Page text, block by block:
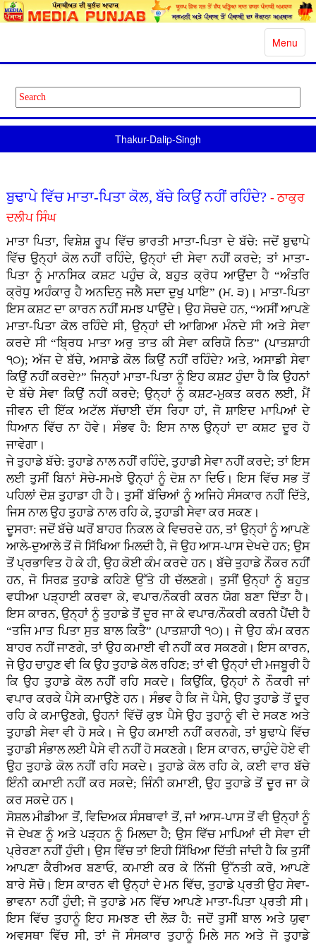
Toggle
Menu
Thakur-Dalip-Singh
ਬੁਢਾਪੇ ਵਿੱਚ ਮਾਤਾ-ਪਿਤਾ ਕੋਲ, ਬੱਚੇ ਕਿਉਂ ਨਹੀਂ ਰਹਿੰਦੇ? - ਠਾਕੁਰ
ਦਲੀਪ ਸਿੰਘ
ਮਾਤਾ ਪਿਤਾ, ਵਿਸ਼ੇਸ਼ ਰੂਪ ਵਿੱਚ ਭਾਰਤੀ ਮਾਤਾ-ਪਿਤਾ ਦੇ ਬੱਚੇ: ਜਦੋਂ ਬੁਢਾਪੇ
ਵਿੱਚ ਉਨ੍ਹਾਂ ਕੋਲ ਨਹੀਂ ਰਹਿੰਦੇ, ਉਨ੍ਹਾਂ ਦੀ ਸੇਵਾ ਨਹੀਂ ਕਰਦੇ; ਤਾਂ ਮਾਤਾ-
ਪਿਤਾ ਨੂੰ ਮਾਨਸਿਕ ਕਸ਼ਟ ਪਹੁੰਚ ਕੇ, ਬਹੁਤ ਕ੍ਰੋਧ ਆਉਂਦਾ ਹੈ “ਅੰਤਰਿ
ਕ੍ਰੋਧੁ ਅਹੰਕਾਰੁ ਹੈ ਅਨਦਿਨੁ ਜਲੈ ਸਦਾ ਦੁਖੁ ਪਾਇ” (ਮ. ੩)। ਮਾਤਾ-ਪਿਤਾ
ਇਸ ਕਸ਼ਟ ਦਾ ਕਾਰਨ ਨਹੀਂ ਸਮਝ ਪਾਉਂਦੇ। ਉਹ ਸੋਚਦੇ ਹਨ, “ਅਸੀਂ ਆਪਣੇ
ਮਾਤਾ-ਪਿਤਾ ਕੋਲ ਰਹਿੰਦੇ ਸੀ, ਉਨ੍ਹਾਂ ਦੀ ਆਗਿਆ ਮੰਨਦੇ ਸੀ ਅਤੇ ਸੇਵਾ
ਕਰਦੇ ਸੀ “ਬ੍ਰਿਧ ਮਾਤਾ ਅਰੁ ਤਾਤ ਕੀ ਸੇਵਾ ਕਰਿਯੋ ਨਿਤ” (ਪਾਤਸ਼ਾਹੀ
੧੦); ਅੱਜ ਦੇ ਬੱਚੇ, ਅਸਾਡੇ ਕੋਲ ਕਿਉਂ ਨਹੀਂ ਰਹਿੰਦੇ? ਅਤੇ, ਅਸਾਡੀ ਸੇਵਾ
ਕਿਉਂ ਨਹੀਂ ਕਰਦੇ?” ਜਿਨ੍ਹਾਂ ਮਾਤਾ-ਪਿਤਾ ਨੂੰ ਇਹ ਕਸ਼ਟ ਹੁੰਦਾ ਹੈ ਕਿ ਉਹਨਾਂ
ਦੇ ਬੱਚੇ ਸੇਵਾ ਕਿਉਂ ਨਹੀਂ ਕਰਦੇ; ਉਨ੍ਹਾਂ ਨੂੰ ਕਸ਼ਟ-ਮੁਕਤ ਕਰਨ ਲਈ, ਮੈਂ
ਜੀਵਨ ਦੀ ਇੱਕ ਅਟੱਲ ਸੱਚਾਈ ਦੱਸ ਰਿਹਾ ਹਾਂ, ਜੋ ਸ਼ਾਇਦ ਮਾਪਿਆਂ ਦੇ
ਧਿਆਨ ਵਿੱਚ ਨਾ ਹੋਵੇ। ਸੰਭਵ ਹੈ: ਇਸ ਨਾਲ ਉਨ੍ਹਾਂ ਦਾ ਕਸ਼ਟ ਦੂਰ ਹੋ
ਜਾਵੇਗਾ।
ਜੇ ਤੁਹਾਡੇ ਬੱਚੇ: ਤੁਹਾਡੇ ਨਾਲ ਨਹੀਂ ਰਹਿੰਦੇ, ਤੁਹਾਡੀ ਸੇਵਾ ਨਹੀਂ ਕਰਦੇ; ਤਾਂ ਇਸ
ਲਈ ਤੁਸੀਂ ਬਿਨਾਂ ਸੋਚੇ-ਸਮਝੇ ਉਨ੍ਹਾਂ ਨੂੰ ਦੋਸ਼ ਨਾ ਦਿਓ। ਇਸ ਵਿੱਚ ਸਭ ਤੋਂ
ਪਹਿਲਾਂ ਦੋਸ਼ ਤੁਹਾਡਾ ਹੀ ਹੈ। ਤੁਸੀਂ ਬੱਚਿਆਂ ਨੂੰ ਅਜਿਹੇ ਸੰਸਕਾਰ ਨਹੀਂ ਦਿੱਤੇ,
ਜਿਸ ਨਾਲ ਉਹ ਤੁਹਾਡੇ ਨਾਲ ਰਹਿ ਕੇ, ਤੁਹਾਡੀ ਸੇਵਾ ਕਰ ਸਕਣ।
ਦੂਸਰਾ: ਜਦੋਂ ਬੱਚੇ ਘਰੋਂ ਬਾਹਰ ਨਿਕਲ ਕੇ ਵਿਚਰਦੇ ਹਨ, ਤਾਂ ਉਨ੍ਹਾਂ ਨੂੰ ਆਪਣੇ
ਆਲੇ-ਦੁਆਲੇ ਤੋਂ ਜੋ ਸਿੱਖਿਆ ਮਿਲਦੀ ਹੈ, ਜੋ ਉਹ ਆਸ-ਪਾਸ ਦੇਖਦੇ ਹਨ; ਉਸ
ਤੋਂ ਪ੍ਰਭਾਵਿਤ ਹੋ ਕੇ ਹੀ, ਉਹ ਕੋਈ ਕੰਮ ਕਰਦੇ ਹਨ। ਬੱਚੇ ਤੁਹਾਡੇ ਨੌਕਰ ਨਹੀਂ
ਹਨ, ਜੋ ਸਿਰਫ਼ ਤੁਹਾਡੇ ਕਹਿਣੇ ਉੱਤੇ ਹੀ ਚੱਲਣਗੇ। ਤੁਸੀਂ ਉਨ੍ਹਾਂ ਨੂੰ ਬਹੁਤ
ਵਧੀਆ ਪੜ੍ਹਾਈ ਕਰਵਾ ਕੇ, ਵਪਾਰ/ਨੌਕਰੀ ਕਰਨ ਯੋਗ ਬਣਾ ਦਿੱਤਾ ਹੈ।
ਇਸ ਕਾਰਨ, ਉਨ੍ਹਾਂ ਨੂੰ ਤੁਹਾਡੇ ਤੋਂ ਦੂਰ ਜਾ ਕੇ ਵਪਾਰ/ਨੌਕਰੀ ਕਰਨੀ ਪੈਂਦੀ ਹੈ
“ਤਜਿ ਮਾਤ ਪਿਤਾ ਸੁਤ ਬਾਲ ਕਿਤੈ” (ਪਾਤਸ਼ਾਹੀ ੧੦)। ਜੇ ਉਹ ਕੰਮ ਕਰਨ
ਬਾਹਰ ਨਹੀਂ ਜਾਣਗੇ, ਤਾਂ ਉਹ ਕਮਾਈ ਵੀ ਨਹੀਂ ਕਰ ਸਕਣਗੇ। ਇਸ ਕਾਰਨ,
ਜੇ ਉਹ ਚਾਹੁਣ ਵੀ ਕਿ ਉਹ ਤੁਹਾਡੇ ਕੋਲ ਰਹਿਣ; ਤਾਂ ਵੀ ਉਨ੍ਹਾਂ ਦੀ ਮਜਬੂਰੀ ਹੈ
ਕਿ ਉਹ ਤੁਹਾਡੇ ਕੋਲ ਨਹੀਂ ਰਹਿ ਸਕਦੇ। ਕਿਉਂਕਿ, ਉਨ੍ਹਾਂ ਨੇ ਨੌਕਰੀ ਜਾਂ
ਵਪਾਰ ਕਰਕੇ ਪੈਸੇ ਕਮਾਉਣੇ ਹਨ। ਸੰਭਵ ਹੈ ਕਿ ਜੋ ਪੈਸੇ, ਉਹ ਤੁਹਾਡੇ ਤੋਂ ਦੂਰ
ਰਹਿ ਕੇ ਕਮਾਉਣਗੇ, ਉਹਨਾਂ ਵਿੱਚੋਂ ਕੁਝ ਪੈਸੇ ਉਹ ਤੁਹਾਨੂੰ ਵੀ ਦੇ ਸਕਣ ਅਤੇ
ਤੁਹਾਡੀ ਸੇਵਾ ਵੀ ਹੋ ਸਕੇ। ਜੇ ਉਹ ਕਮਾਈ ਨਹੀਂ ਕਰਨਗੇ, ਤਾਂ ਬੁਢਾਪੇ ਵਿੱਚ
ਤੁਹਾਡੀ ਸੰਭਾਲ ਲਈ ਪੈਸੇ ਵੀ ਨਹੀਂ ਹੋ ਸਕਣਗੇ। ਇਸ ਕਾਰਨ, ਚਾਹੁੰਦੇ ਹੋਏ ਵੀ
ਉਹ ਤੁਹਾਡੇ ਕੋਲ ਨਹੀਂ ਰਹਿ ਸਕਦੇ। ਤੁਹਾਡੇ ਕੋਲ ਰਹਿ ਕੇ, ਕਈ ਵਾਰ ਬੱਚੇ
ਇੰਨੀ ਕਮਾਈ ਨਹੀਂ ਕਰ ਸਕਦੇ; ਜਿੰਨੀ ਕਮਾਈ, ਉਹ ਤੁਹਾਡੇ ਤੋਂ ਦੂਰ ਜਾ ਕੇ
ਕਰ ਸਕਦੇ ਹਨ।
ਸੋਸ਼ਲ ਮੀਡੀਆ ਤੋਂ, ਵਿਦਿਅਕ ਸੰਸਥਾਵਾਂ ਤੋਂ, ਜਾਂ ਆਸ-ਪਾਸ ਤੋਂ ਵੀ ਉਨ੍ਹਾਂ ਨੂੰ
ਜੋ ਦੇਖਣ ਨੂੰ ਅਤੇ ਪੜ੍ਹਨ ਨੂੰ ਮਿਲਦਾ ਹੈ; ਉਸ ਵਿੱਚ ਮਾਪਿਆਂ ਦੀ ਸੇਵਾ ਦੀ
ਪ੍ਰੇਰਣਾ ਨਹੀਂ ਹੁੰਦੀ। ਉਸ ਵਿੱਚ ਤਾਂ ਇਹੀ ਸਿੱਖਿਆ ਦਿੱਤੀ ਜਾਂਦੀ ਹੈ ਕਿ ਤੁਸੀਂ
ਆਪਣਾ ਕੈਰੀਅਰ ਬਣਾਓ, ਕਮਾਈ ਕਰ ਕੇ ਨਿੱਜੀ ਉੱਨਤੀ ਕਰੋ, ਆਪਣੇ
ਬਾਰੇ ਸੋਚੋ। ਇਸ ਕਾਰਨ ਵੀ ਉਨ੍ਹਾਂ ਦੇ ਮਨ ਵਿੱਚ, ਤੁਹਾਡੇ ਪ੍ਰਤੀ ਉਹ ਸੇਵਾ-
ਭਾਵਨਾ ਨਹੀਂ ਹੁੰਦੀ; ਜੋ ਤੁਹਾਡੇ ਮਨ ਵਿੱਚ ਆਪਣੇ ਮਾਤਾ-ਪਿਤਾ ਪ੍ਰਤੀ ਸੀ।
ਇਸ ਵਿੱਚ ਤੁਹਾਨੂੰ ਇਹ ਸਮਝਣ ਦੀ ਲੋੜ ਹੈ: ਜਦੋਂ ਤੁਸੀਂ ਬਾਲ ਅਤੇ ਯੁਵਾ
ਅਵਸਥਾ ਵਿੱਚ ਸੀ, ਤਾਂ ਜੋ ਸੰਸਕਾਰ ਤੁਹਾਨੂੰ ਮਿਲੇ ਸਨ ਅਤੇ ਜੋ ਤੁਹਾਡੇ